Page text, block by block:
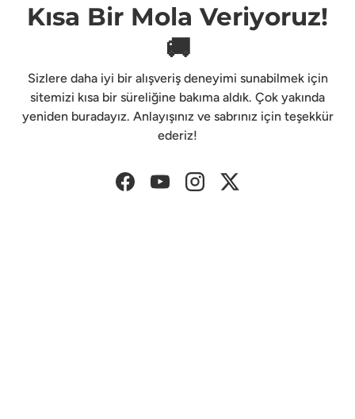
Kısa Bir Mola Veriyoruz!
🚚
Sizlere daha iyi bir alışveriş deneyimi sunabilmek için
sitemizi kısa bir süreliğine bakıma aldık. Çok yakında
yeniden buradayız. Anlayışınız ve sabrınız için teşekkür
ederiz!
FacebookYouTubeInstagramTwitter